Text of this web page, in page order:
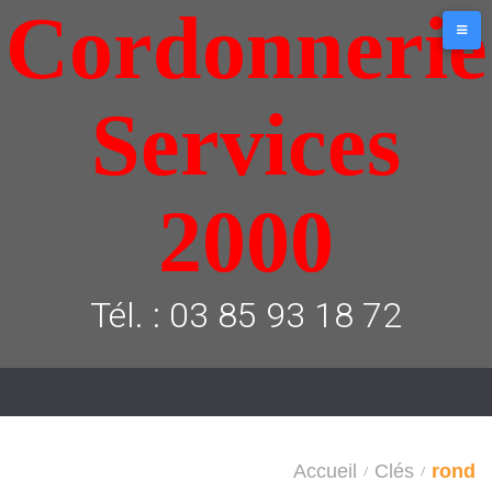
au
contenu
Cordonnerie
Services
2000
Tél. : 03 85 93 18 72
Accueil / Clés / rond